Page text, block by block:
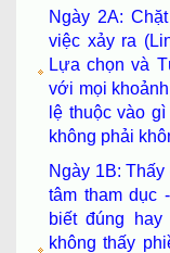
Ngày 2A:
việc xảy ra
Lựa chọn và
với mọi
lệ thuộc vào
không phải
Ngày 1B:
tâm tham dục
biết đúng
không thấy